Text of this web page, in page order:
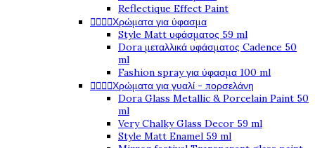
Reflectique Effect Paint
Χρώματα για ύφασμα
Style Matt υφάσματος 59 ml
Dora μεταλλικά υφάσματος Cadence 50
ml
Fashion spray για ύφασμα 100 ml
Χρώματα για γυαλί - πορσελάνη
Dora Glass Metallic & Porcelain Paint 50
ml
Very Chalky Glass Decor 59 ml
Style Matt Enamel 59 ml